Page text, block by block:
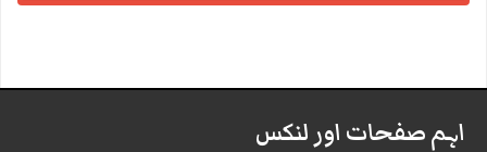
اہم صفحات اور لنکس